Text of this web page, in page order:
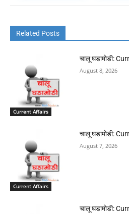
Related Posts
Current Affairs
चालू घडामोडी:
August 8, 2026
Current Affairs
चालू घडामोडी:
August 7, 2026
चालू घडामोडी: